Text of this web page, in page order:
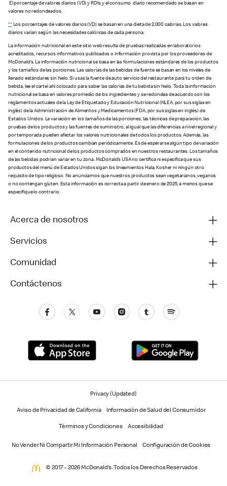
El porcentaje de valores diarios (VD) y RDIs y el consumo diario recomendado se basan en
valores no redondeados.
**Los porcentajes de valores diarios (VD) se basan en una dieta de 2,000 calorías. Los valores
diarios varían según las necesidades calóricas de cada persona.
La información nutricional en este sitio web resulta de pruebas realizadas en laboratorios
acreditados, recursos informativos publicados o información provista por los proveedores de
McDonald’s. La información nutricional se basa en las formulaciones estándares de los productos
y los tamaños de las porciones. Las calorías de las bebidas de fuente se basan en los niveles de
llenado estándares sin hielo. Si usas la fuente de auto servicio del restaurante para tu orden de
bebida, lee el cartel ahí colocado para saber las calorías de tu bebida sin hielo. Toda la información
nutricional se basa en valores promedio de los ingredientes y se redondea de acuerdo con los
reglamentos actuales de la Ley de Etiquetado y Educación Nutricional (NLEA, por sus siglas en
inglés) de la Administración de Alimentos y Medicamentos (FDA, por sus siglas en inglés) de
Estados Unidos. La variación en los tamaños de las porciones, las técnicas de preparación, las
pruebas de los productos y las fuentes de suministro, al igual que las diferencias a nivel regional y
por temporada pueden afectar los valores nutricionales de todos los productos. Además, las
formulaciones de los productos cambian periódicamente. Es de esperarse algún tipo de variación
en el contenido nutricional de los productos comprados en nuestros restaurantes. Los tamaños
de las bebidas podrían variar en tu zona. McDonald’s USA no certifica ni especifica que sus
productos del menú de Estados Unidos sigan los lineamientos Hala, Kosher ni ningún otro
requisito de tipo religioso. No anunciamos que nuestros productos sean vegetarianos, veganos
o no contengan gluten. Esta información es correcta a partir de enero de 2025, a menos que se
especifique lo contrario.
Acerca de nosotros
Servicios
Comunidad
Contáctenos
Privacy (Updated)
Aviso de Privacidad de California Información de Salud del Consumidor
Términos y Condiciones Accesibilidad
No Vender Ni Compartir Mi Información Personal Configuración de Cookies
© 2017 - 2026 McDonald’s. Todos los Derechos Reservados